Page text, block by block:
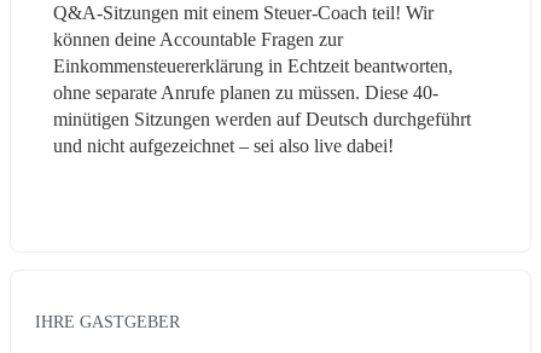
Q&A-Sitzungen mit einem Steuer-Coach teil! Wir
können deine Accountable Fragen zur
Einkommensteuererklärung in Echtzeit beantworten,
ohne separate Anrufe planen zu müssen. Diese 40-
minütigen Sitzungen werden auf Deutsch durchgeführt
und nicht aufgezeichnet – sei also live dabei!
IHRE GASTGEBER